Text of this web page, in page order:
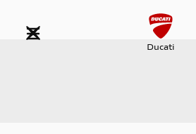
Ducati